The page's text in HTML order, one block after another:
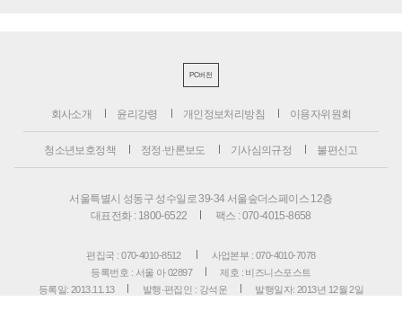
PC버전
회사소개 윤리강령 개인정보처리방침 이용자위원회
청소년보호정책 정정·반론보도 기사심의규정 불편신고
서울특별시 성동구 성수일로 39-34 서울숲더스페이스 12층
대표전화 : 1800-6522
팩스 : 070-4015-8658
편집국 : 070-4010-8512
사업본부 : 070-4010-7078
등록번호 : 서울 아 02897
제호 : 비즈니스포스트
등록일: 2013.11.13
발행·편집인 : 강석운
발행일자: 2013년 12월 2일